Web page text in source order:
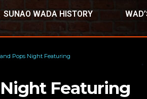
SUNAO WADA HISTORY
Pops Night Featuring
Featuring